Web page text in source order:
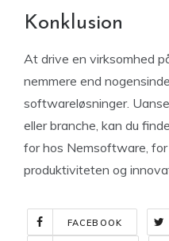
Konklusion
At drive en virksomhed
nemmere end
softwareløsninger.
eller branche, kan du
for hos Nemsoftware,
produktiviteten og
FACEBOOK